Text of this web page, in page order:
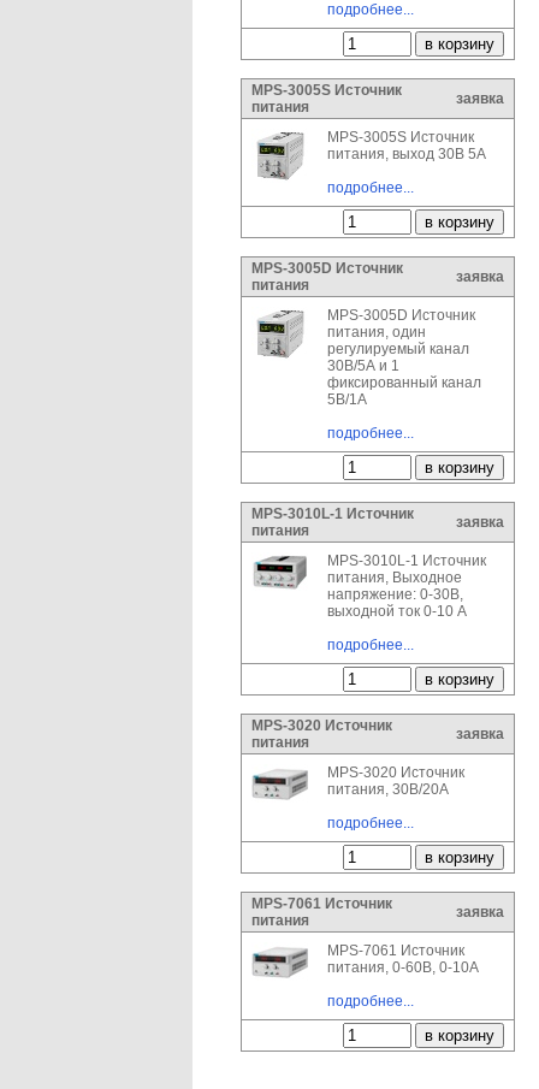
подробнее...
MPS-3005S Источник
питания
заявка
MPS-3005S Источник
питания, выход 30В 5А
подробнее...
MPS-3005D Источник
питания
заявка
MPS-3005D Источник
питания, один
регулируемый канал
30В/5А и 1
фиксированный канал
5В/1А
подробнее...
MPS-3010L-1 Источник
питания
заявка
MPS-3010L-1 Источник
питания, Выходное
напряжение: 0-30В,
выходной ток 0-10 А
подробнее...
MPS-3020 Источник
питания
заявка
MPS-3020 Источник
питания, 30В/20А
подробнее...
MPS-7061 Источник
питания
заявка
MPS-7061 Источник
питания, 0-60В, 0-10А
подробнее...